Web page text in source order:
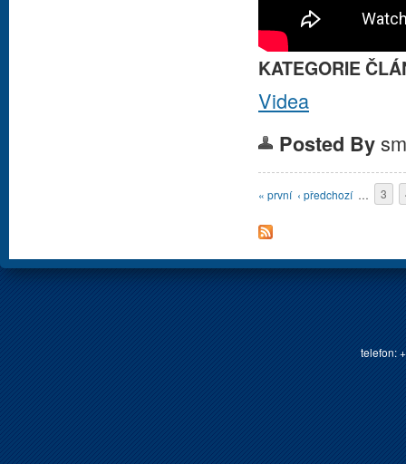
KATEGORIE
Videa
Posted By
Stránky
« první ‹ předchozí … 3
telefon: